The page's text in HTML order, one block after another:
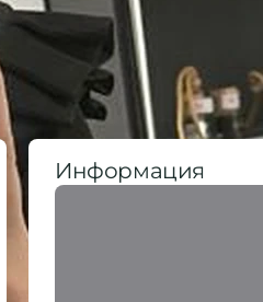
бизнес
Запросы
на привязку
Сертификаты
Информация